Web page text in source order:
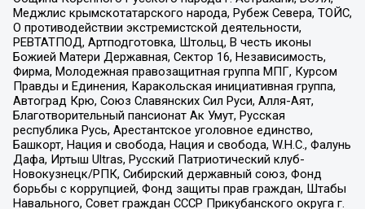
Меджлис крымскотатарского народа, Рубеж Севера, ТОЙС,
О противодействии экстремистской деятельности,
РЕВТАТПОД, Артподготовка, Штольц, В честь иконы
Божией Матери Державная, Сектор 16, Независимость,
Фирма, Молодежная правозащитная группа МПГ, Курсом
Правды и Единения, Каракольская инициативная группа,
Автоград Крю, Союз Славянских Сил Руси, Алля-Аят,
Благотворительный пансионат Ак Умут, Русская
республика Русь, Арестантское уголовное единство,
Башкорт, Нация и свобода, Нация и свобода, W.H.С., Фалунь
Дафа, Иртыш Ultras, Русский Патриотический клуб-
Новокузнецк/РПК, Сибирский державный союз, Фонд
борьбы с коррупцией, Фонд защиты прав граждан, Штабы
Навального, Совет граждан СССР Прикубанского округа г.